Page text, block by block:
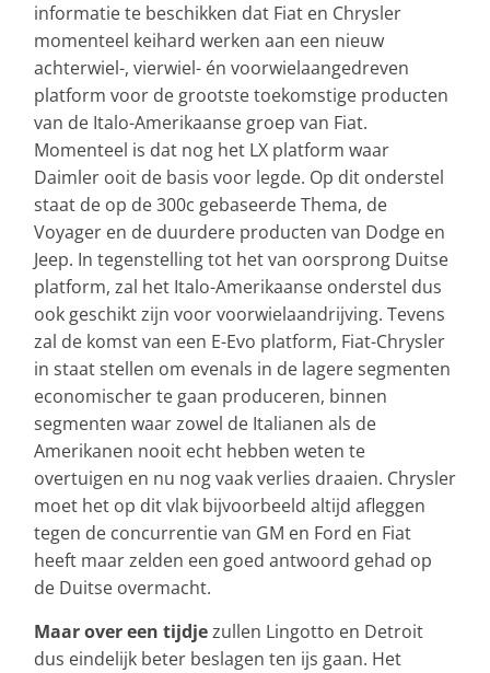
informatie te beschikken dat Fiat en Chrysler
momenteel keihard werken aan een nieuw
achterwiel-, vierwiel- én voorwielaangedreven
platform voor de grootste toekomstige producten
van de Italo-Amerikaanse groep van Fiat.
Momenteel is dat nog het LX platform waar
Daimler ooit de basis voor legde. Op dit onderstel
staat de op de 300c gebaseerde Thema, de
Voyager en de duurdere producten van Dodge en
Jeep. In tegenstelling tot het van oorsprong Duitse
platform, zal het Italo-Amerikaanse onderstel dus
ook geschikt zijn voor voorwielaandrijving. Tevens
zal de komst van een E-Evo platform, Fiat-Chrysler
in staat stellen om evenals in de lagere segmenten
economischer te gaan produceren, binnen
segmenten waar zowel de Italianen als de
Amerikanen nooit echt hebben weten te
overtuigen en nu nog vaak verlies draaien. Chrysler
moet het op dit vlak bijvoorbeeld altijd afleggen
tegen de concurrentie van GM en Ford en Fiat
heeft maar zelden een goed antwoord gehad op
de Duitse overmacht.
Maar over een tijdjezullen Lingotto en Detroit
dus eindelijk beter beslagen ten ijs gaan. Het